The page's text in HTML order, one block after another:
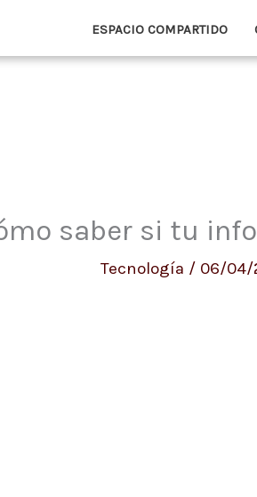
ESPACIO COMPARTIDO
saber si tu
Tecnología / 06/04/